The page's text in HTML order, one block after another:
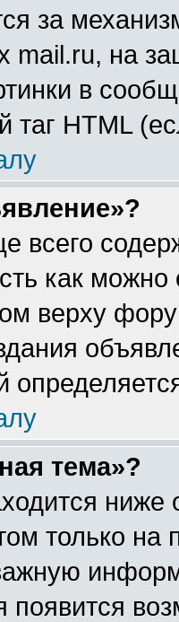
за
mail.ru, на
в
таг HTML
всего
как
верху
тема»?
ниже
только на
появится